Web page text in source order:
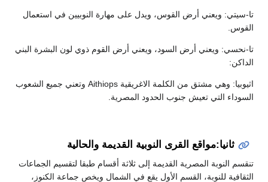
تا-سيتي: ويعني أرض القوس، ويدل على مهارة النوبيين في استعمال
القوس.
تا-نحسي: ويعني أرض السود، ويعني أرض القوم ذوي لون البشرة البني
الداكن:
اثيوبيا: وهي مشتق من الكلمة الاغريقية Aithiops وتعني جميع الشعوب
السوداء التي تعيش جنوب الحدود المصرية.
ثانيا:مواقع القرى النوبية القديمة والحالية
تنقسم النوبة المصرية القديمة إلى ثلاثة أقسام طبقا لتقسيم الجماعات
الثقافية للنوبة، القسم الأول يقع في الشمال ويخص جماعة الكنوز،